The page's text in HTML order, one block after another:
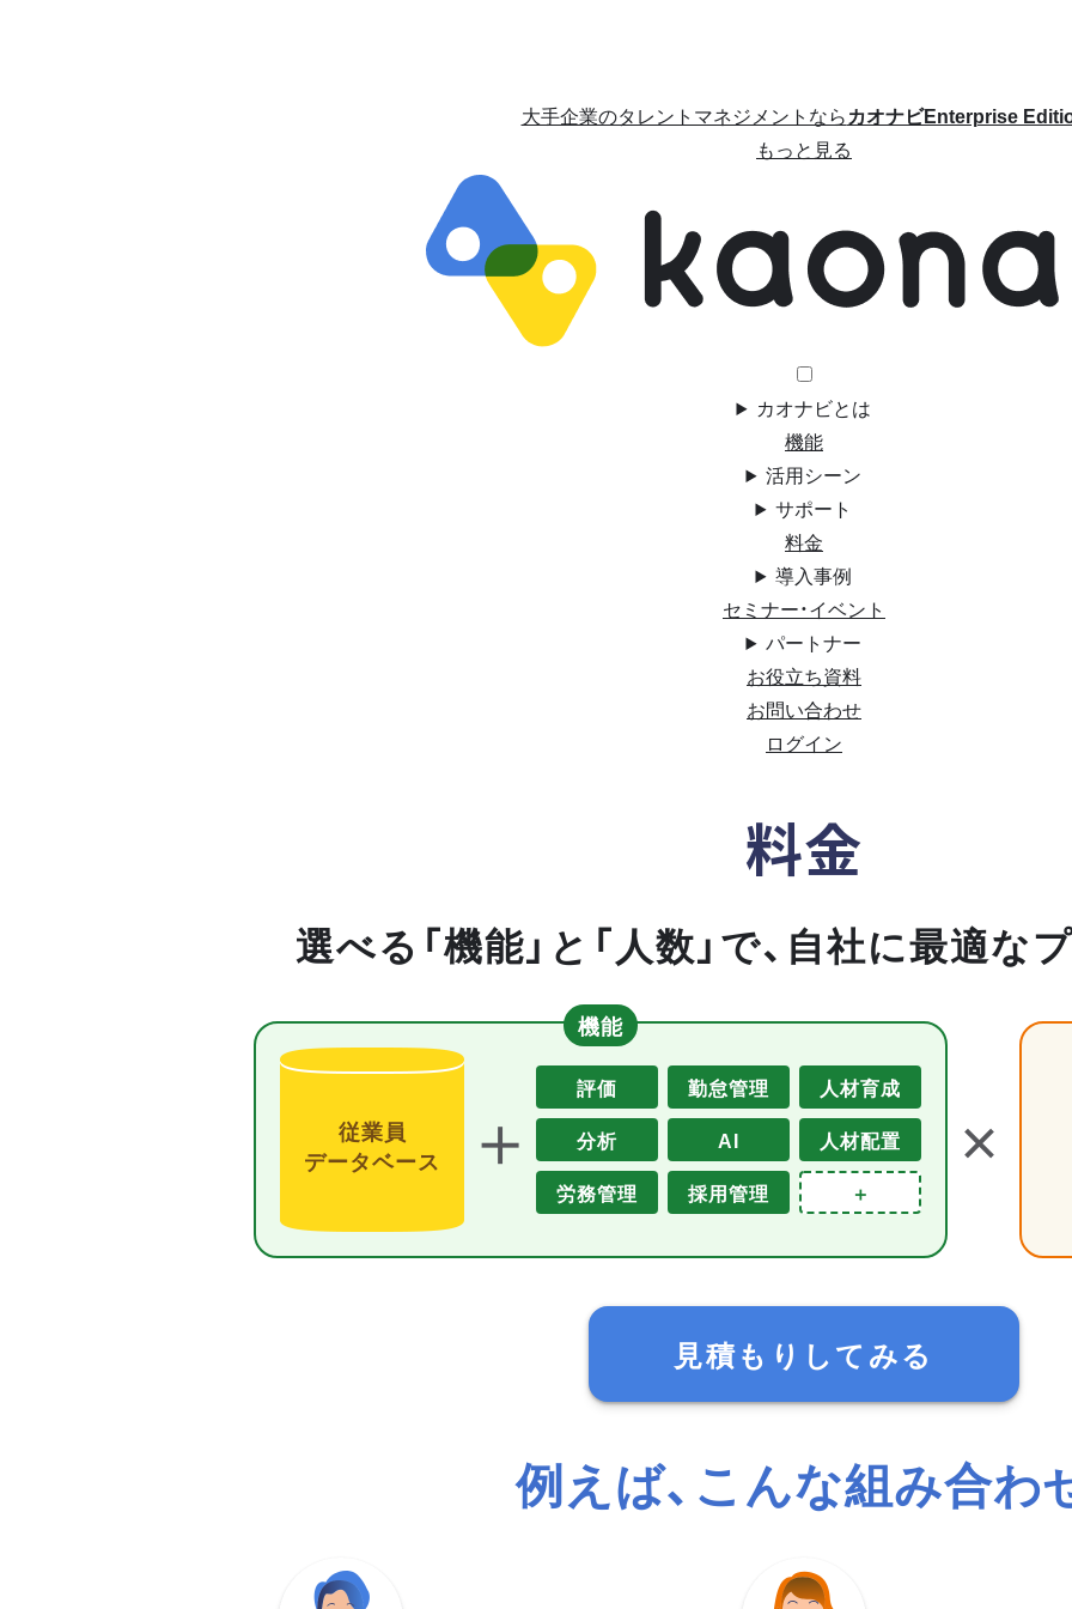
大手企業のタレントマネジメントならカオナビEnterprise
もっと見る
カオナビとは
機能
活用シーン
サポート
料金
導入事例
セミナー・イベント
パートナー
お役立ち資料
お問い合わせ
ログイン
料金
選べる「機能」と「人数」で、自社に最適な
機能
従業員
データベース
＋
評価 勤怠管理
人材育成
分析
AI
人材配置
労務管理
採用管理 ＋ ＋
見積もりしてみる
例えば、こんな組み合わ